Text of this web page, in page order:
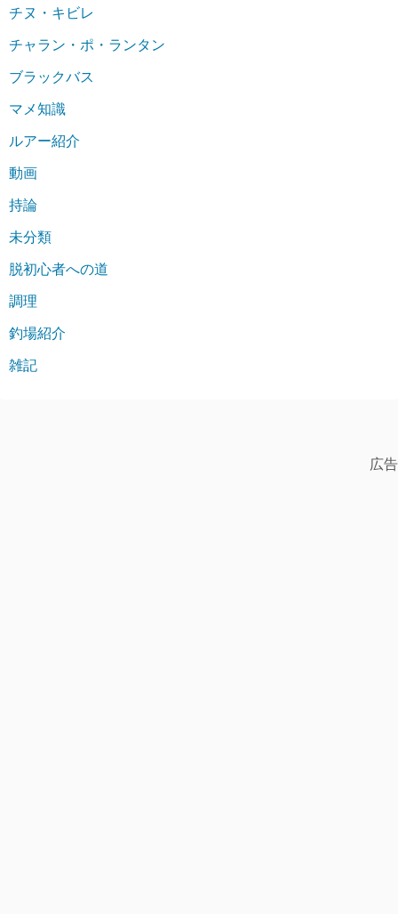
チヌ・キビレ
チャラン・ポ・ランタン
ブラックバス
マメ知識
ルアー紹介
動画
持論
未分類
脱初心者への道
調理
釣場紹介
雑記
広告